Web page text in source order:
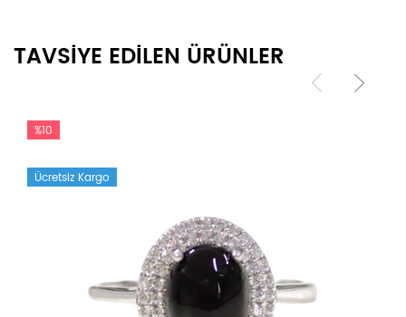
TAVSİYE EDİLEN ÜRÜNLER
%10
Ücretsiz Kargo